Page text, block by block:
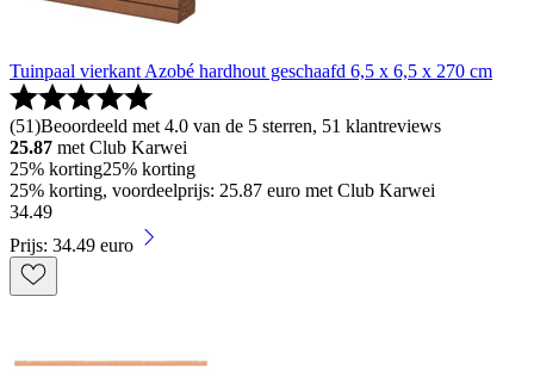
Tuinpaal vierkant Azobé hardhout geschaafd 6,5 x 6,5 x 270 cm
(51)Beoordeeld met 4.0 van de 5 sterren, 51 klantreviews
25.87 met Club Karwei
25% korting25% korting
25% korting, voordeelprijs: 25.87 euro met Club Karwei
34.49
Prijs: 34.49 euro